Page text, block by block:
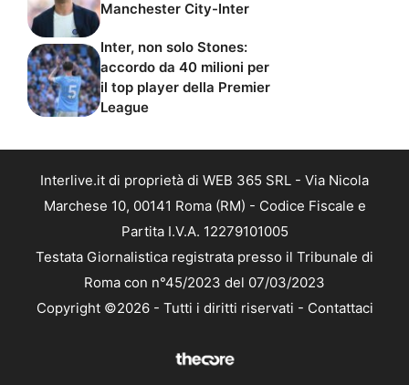
accordo da 40 milioni per
il top player della Premier
League
Marchese 10, 00141 Roma (RM) - Codice Fiscale e
Partita I.V.A. 12279101005
Testata Giornalistica registrata presso il Tribunale di
Roma con n°45/2023 del 07/03/2023
Copyright ©2026 - Tutti i diritti riservati -Contattaci